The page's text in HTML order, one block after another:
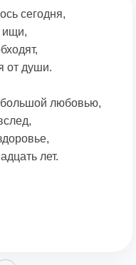
сегодня,
ищи,
от души.
большой любовью,
лет.